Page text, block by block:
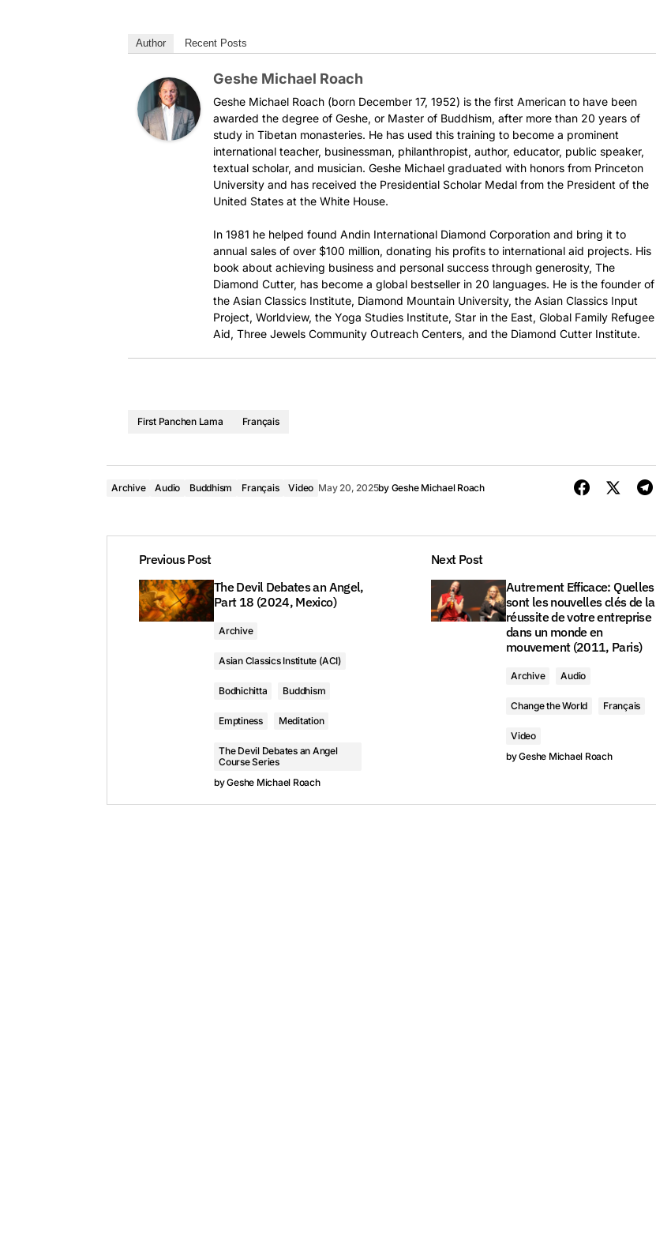
Author Recent Posts
Geshe Michael Roach
Geshe Michael Roach (born December 17, 1952) is the first American to have been
awarded the degree of Geshe, or Master of Buddhism, after more than 20 years of
study in Tibetan monasteries. He has used this training to become a prominent
international teacher, businessman, philanthropist, author, educator, public speaker,
textual scholar, and musician. Geshe Michael graduated with honors from Princeton
University and has received the Presidential Scholar Medal from the President of the
United States at the White House.
In 1981 he helped found Andin International Diamond Corporation and bring it to
annual sales of over $100 million, donating his profits to international aid projects. His
book about achieving business and personal success through generosity, The
Diamond Cutter, has become a global bestseller in 20 languages. He is the founder of
the Asian Classics Institute, Diamond Mountain University, the Asian Classics Input
Project, Worldview, the Yoga Studies Institute, Star in the East, Global Family Refugee
Aid, Three Jewels Community Outreach Centers, and the Diamond Cutter Institute.
First Panchen Lama Français
Archive Audio Buddhism Français Video May 20, 2025by Geshe Michael Roach
Previous Post
The Devil Debates an Angel,
Part 18 (2024, Mexico)
Archive
Asian Classics Institute (ACI)
Bodhichitta Buddhism
Emptiness Meditation
The Devil Debates an Angel
Course Series
byGeshe Michael Roach
Next Post
Autrement Efficace: Quelles
sont les nouvelles clés de la
réussite de votre entreprise
dans un monde en
mouvement (2011, Paris)
Archive Audio
Change the World Français
Video
byGeshe Michael Roach